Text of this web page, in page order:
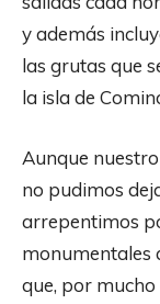
y además
las grutas que
la isla de
Aunque
no pudimos
arrepentimos
monumentales
que, por